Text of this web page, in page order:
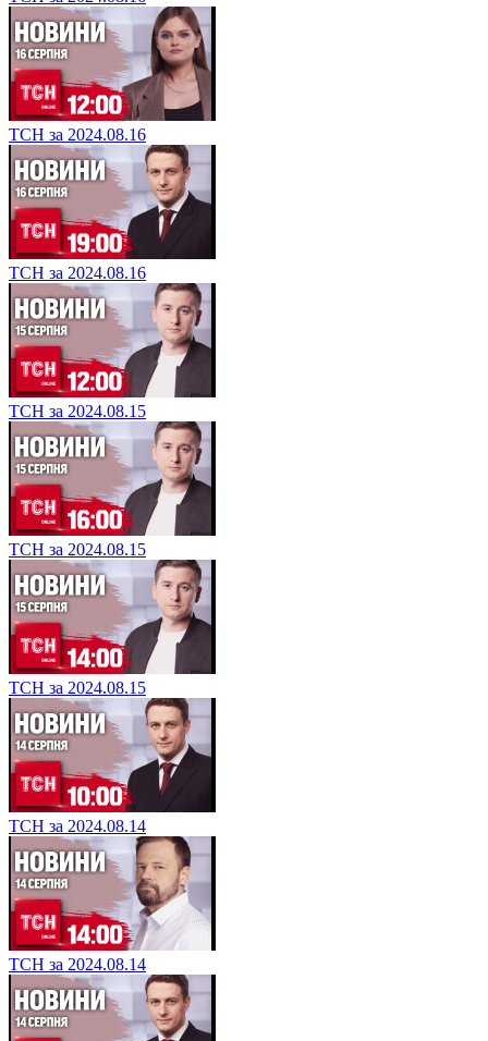
ТСН за 2024.08.16
ТСН за 2024.08.16
ТСН за 2024.08.15
ТСН за 2024.08.15
ТСН за 2024.08.15
ТСН за 2024.08.14
ТСН за 2024.08.14